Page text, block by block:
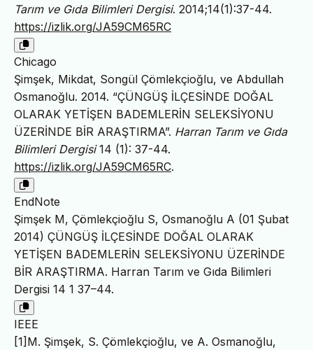
Tarım ve Gıda Bilimleri Dergisi. 2014;14(1):37-44.
https://izlik.org/JA59CM65RC
Chicago
Şimşek, Mikdat, Songül Çömlekçioğlu, ve Abdullah
Osmanoğlu. 2014. “ÇÜNGÜŞ İLÇESİNDE DOĞAL
OLARAK YETİŞEN BADEMLERİN SELEKSİYONU
ÜZERİNDE BİR ARAŞTIRMA”. Harran Tarım ve Gıda
Bilimleri Dergisi14 (1): 37-44.
https://izlik.org/JA59CM65RC.
EndNote
Şimşek M, Çömlekçioğlu S, Osmanoğlu A (01 Şubat
2014) ÇÜNGÜŞ İLÇESİNDE DOĞAL OLARAK
YETİŞEN BADEMLERİN SELEKSİYONU ÜZERİNDE
BİR ARAŞTIRMA. Harran Tarım ve Gıda Bilimleri
Dergisi 14 1 37–44.
IEEE
[1]M. Şimşek, S. Çömlekçioğlu, ve A. Osmanoğlu,